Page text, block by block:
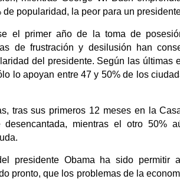
de popularidad, la peor para un
el primer año de la toma de
de frustración y desilusión han
del presidente. Según las últimas
lo apoyan entre 47 y 50% de los
tras sus primeros 12 meses en la
desencantada, mientras el otro 50%
presidente Obama ha sido permitir
pronto, que los problemas de la